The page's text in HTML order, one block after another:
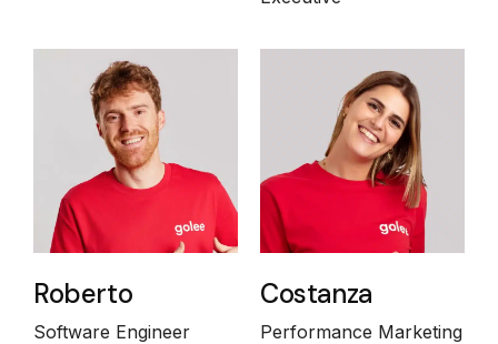
Roberto
Software Engineer
Costanza
Performance Marketing